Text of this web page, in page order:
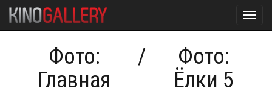
Фото:
Главная
/
Фото:
Ёлки 5